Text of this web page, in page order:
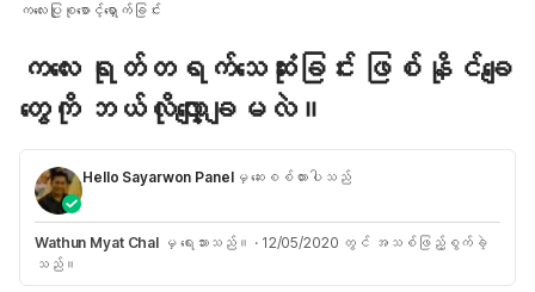
ကလေးပြုစုစောင့်ရှောက်ခြင်း
ကလေး ရုတ်တရက်သေဆုံးခြင်း ဖြစ်နိုင်ချေ
တွေကို ဘယ်လိုလျှော့ချမလဲ။
Hello Sayarwon Panelမှ ဆေးစစ်ထားပါသည်
Wathun Myat Chal မှ ရေးသားသည်။ · 12/05/2020 တွင် အသစ်ဖြည့်စွက်ခဲ့
သည်။